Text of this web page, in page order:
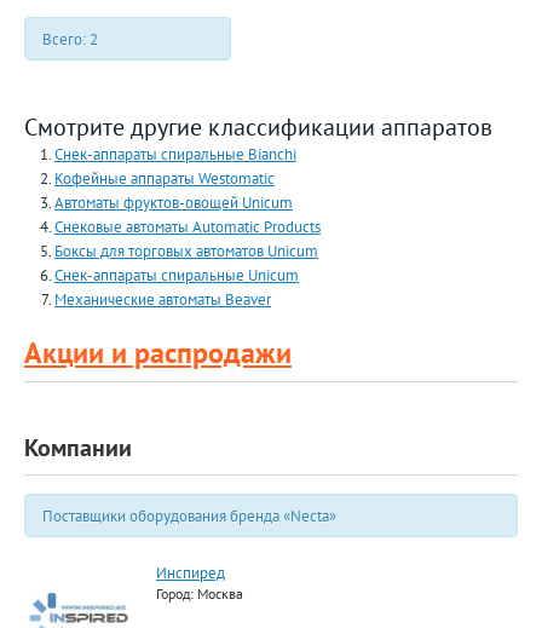
Всего: 2
Смотрите другие классификации аппаратов
Снек-аппараты спиральные Bianchi
Кофейные аппараты Westomatic
Автоматы фруктов-овощей Unicum
Снековые автоматы Automatiс Products
Боксы для торговых автоматов Unicum
Снек-аппараты спиральные Unicum
Механические автоматы Beaver
Акции и распродажи
Компании
Поставщики оборудования бренда «Necta»
Инспиред
Город: Москва